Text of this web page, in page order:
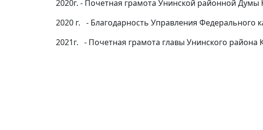
2020г. - Почетная грамота Унинской районной Думы
2020 г. - Благодарность Управления Федерального
2021г. - Почетная грамота главы Унинского района